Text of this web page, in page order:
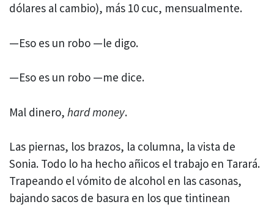
dólares al cambio), más 10 cuc, mensualmente.
—Eso es un robo —le digo.
—Eso es un robo —me dice.
Mal dinero, hard money.
Las piernas, los brazos, la columna, la vista de
Sonia. Todo lo ha hecho añicos el trabajo en Tarará.
Trapeando el vómito de alcohol en las casonas,
bajando sacos de basura en los que tintinean